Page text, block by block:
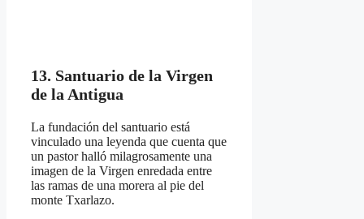
13. Santuario de la Virgen
de la Antigua
La fundación del santuario está
vinculado una leyenda que cuenta que
un pastor halló milagrosamente una
imagen de la Virgen enredada entre
las ramas de una morera al pie del
monte Txarlazo.